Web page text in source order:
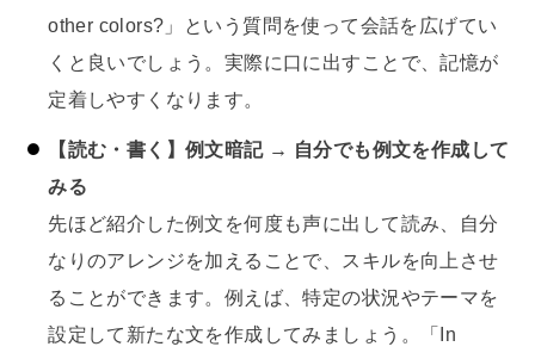
other colors?」という質問を使って会話を広げてい
くと良いでしょう。実際に口に出すことで、記憶が
定着しやすくなります。
【読む・書く】例文暗記 → 自分でも例文を作成して
みる
先ほど紹介した例文を何度も声に出して読み、自分
なりのアレンジを加えることで、スキルを向上させ
ることができます。例えば、特定の状況やテーマを
設定して新たな文を作成してみましょう。「In